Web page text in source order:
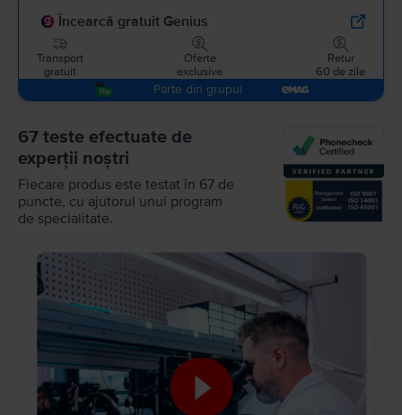
Încearcă gratuit Genius
Transport
gratuit
Oferte
exclusive
Retur
60 de zile
Parte din grupul
67 teste efectuate de
experții noștri
Fiecare produs este testat în 67 de
puncte, cu ajutorul unui program
de specialitate.